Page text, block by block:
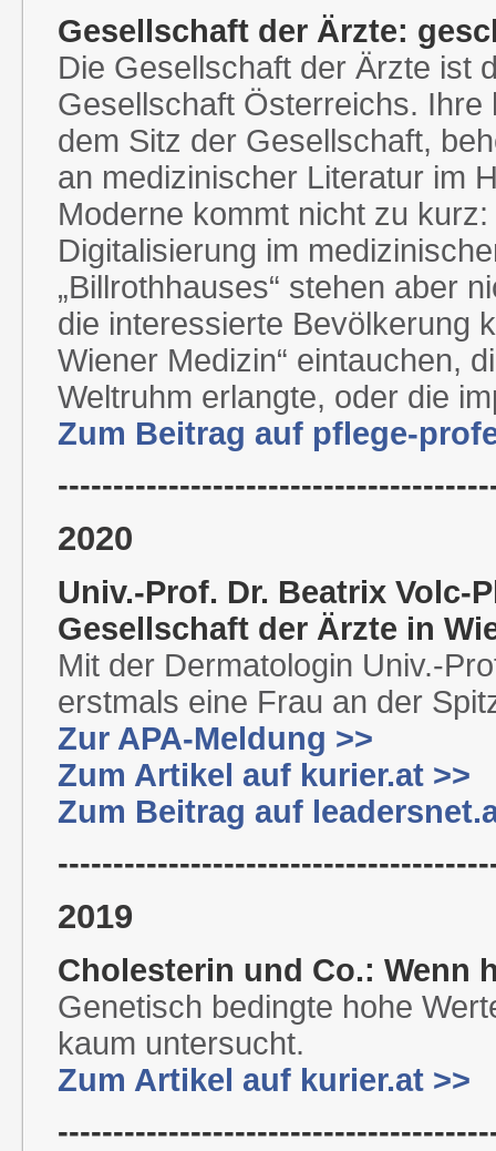
Gesellschaft der Ärzte:
Die Gesellschaft der Ärzte ist
Gesellschaft Österreichs. Ihre
dem Sitz der Gesellschaft,
an medizinischer Literatur im
Moderne kommt nicht zu
Digitalisierung im
„Billrothhauses“ stehen aber
die interessierte Bevölkerung
Wiener Medizin“ eintauchen,
Weltruhm erlangte, oder die
Zum Beitrag auf pflege-
2020
Univ.-Prof. Dr. Beatrix Volc-
Gesellschaft der Ärzte in
Mit der Dermatologin Univ.-
erstmals eine Frau an der
Zur APA-Meldung >>
Zum Artikel auf kurier.at >>
Zum Beitrag auf
2019
Cholesterin und Co.: Wenn
Genetisch bedingte hohe
kaum untersucht.
Zum Artikel auf kurier.at >>